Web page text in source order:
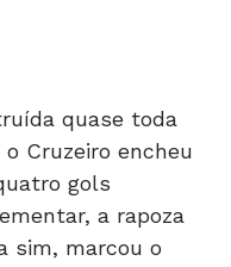
quase toda
Cruzeiro encheu
gols
a rapoza
sim, marcou o